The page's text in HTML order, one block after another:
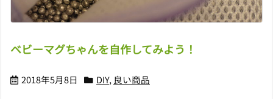
ベビーマグちゃんを自作してみよう！
2018年5月8日 DIY, 良い商品